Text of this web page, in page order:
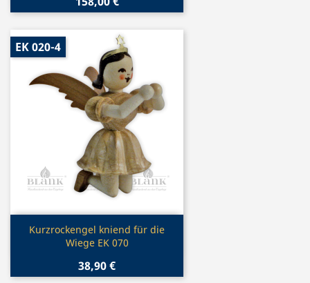
Vorschau
Kurzrockengel kniend für die
Wiege EK 070
38,90 €
EK 020-4